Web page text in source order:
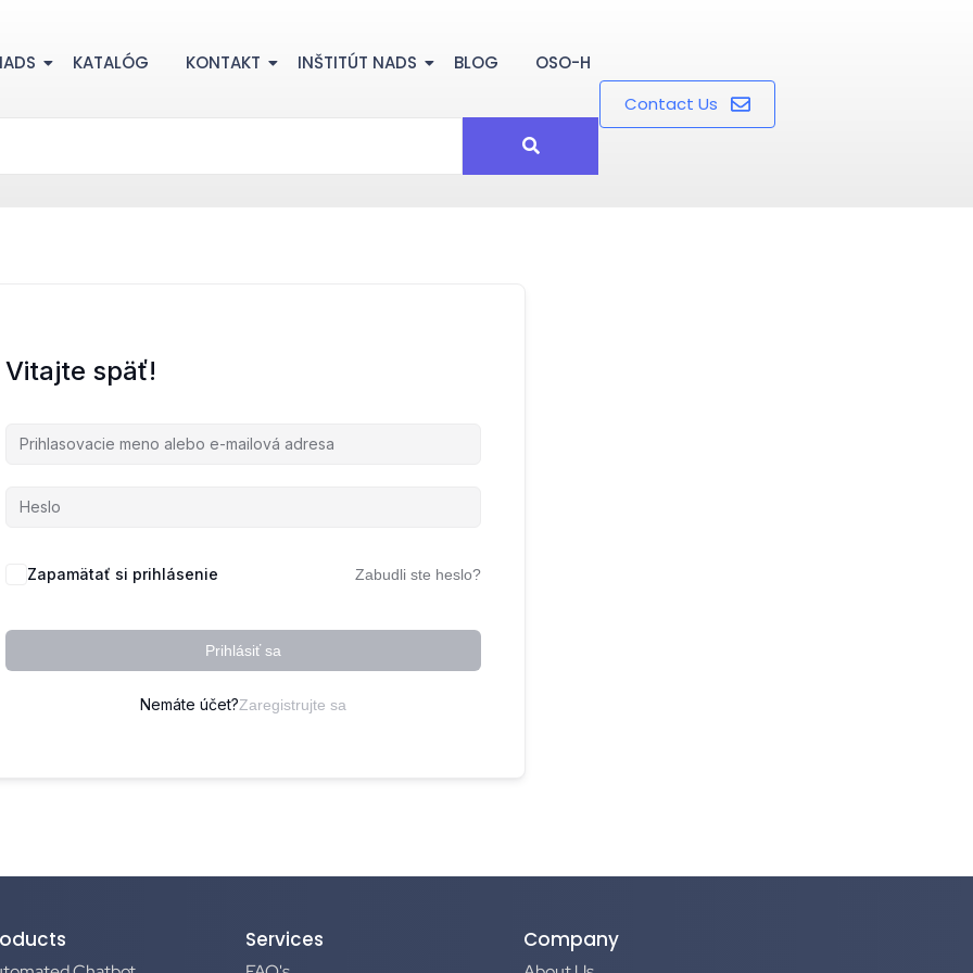
KATALÓG KONTAKT INŠTITÚT NADS BLOG
OSO-H
Contact Us
Vitajte späť!
Zapamätať si prihlásenie Zabudli ste heslo?
Prihlásiť sa
Nemáte účet?Zaregistrujte sa
Services Company